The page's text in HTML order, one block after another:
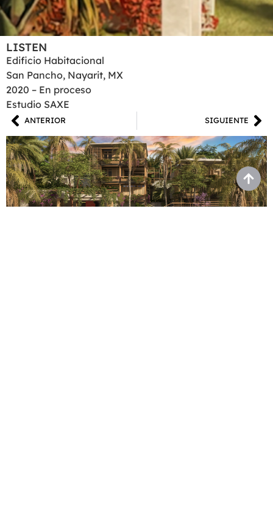
LISTEN
Edificio Habitacional
San Pancho, Nayarit, MX
2020 – En proceso
Estudio SAXE
ANTERIOR SIGUIENTE